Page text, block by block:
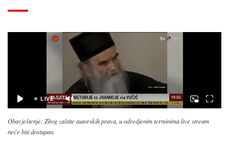
Obavještenje: Zbog zaštite autorskih prava, u odredjenim terminima live stream
neće biti dostupan.